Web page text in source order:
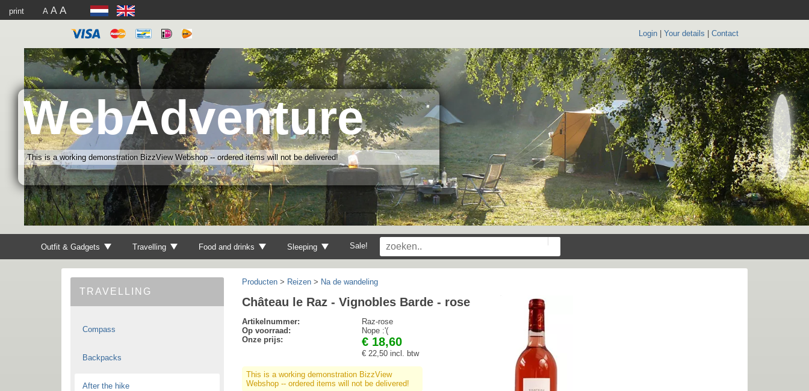
print A A A
Login Your details Contact
WebAdventure
This is a working demonstration BizzView Webshop -- ordered items will not be delivered!
Outfit & Gadgets Travelling Food and drinks Sleeping Sale!
TRAVELLING
Compass
Backpacks
After the hike
Producten > Reizen > Na de wandeling
Château le Raz - Vignobles Barde - rose
Artikelnummer:
Raz-rose
Op voorraad:
Nope :'(
Onze prijs:
€ 18,60
€ 22,50 incl. btw
This is a working demonstration BizzView
Webshop -- ordered items will not be delivered!